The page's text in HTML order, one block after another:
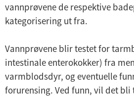
vannprøvene de respektive
kategorisering ut fra.
Vannprøvene blir testet for
intestinale enterokokker) fra
varmblodsdyr, og eventuelle
forurensing. Ved funn, vil det